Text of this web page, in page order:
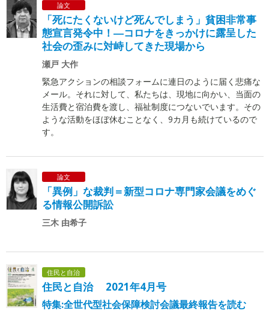
論文
「死にたくないけど死んでしまう」貧困非常事
態宣言発令中！―コロナをきっかけに露呈した
社会の歪みに対峙してきた現場から
瀬戸 大作
緊急アクションの相談フォームに連日のように届く悲痛な
メール。それに対して、私たちは、現地に向かい、当面の
生活費と宿泊費を渡し、福祉制度につないでいます。その
ような活動をほぼ休むことなく、9カ月も続けているので
す。
論文
「異例」な裁判＝新型コロナ専門家会議をめぐ
る情報公開訴訟
三木 由希子
住民と自治
住民と自治 2021年4月号
特集:全世代型社会保障検討会議最終報告を読む